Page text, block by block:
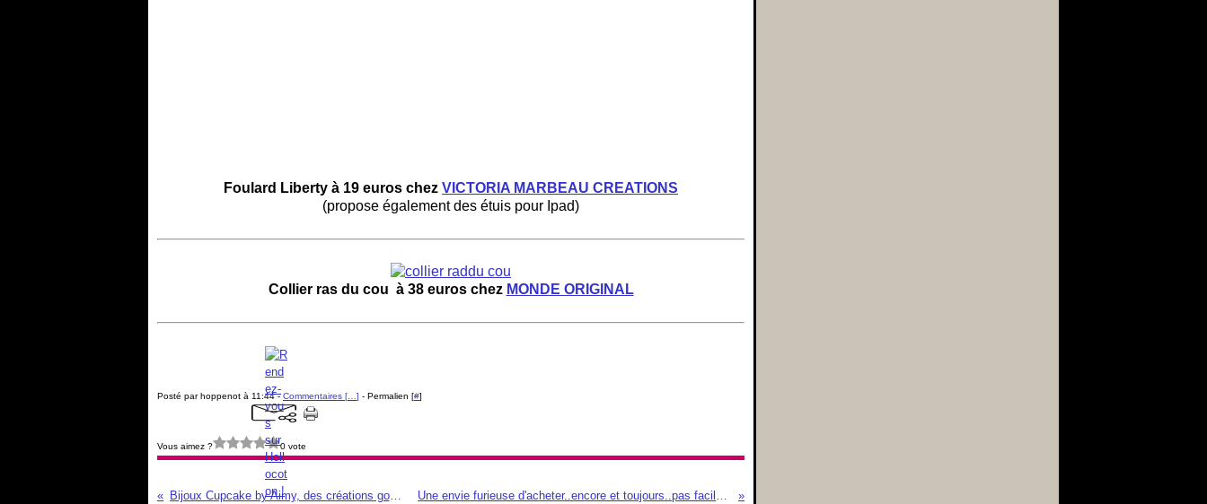
Foulard Liberty à 19 euros chez VICTORIA MARBEAU CREATIONS
(propose également des étuis pour Ipad)
Collier ras du cou à 38 euros chez MONDE ORIGINAL
Posté par hoppenot à 11:44 -Commentaires [ ] - Permalien [#]
Vous aimez ? 0 vote
Bijoux Cupcake by Aimy, des créations gourmandes ! Une envie furieuse d'acheter..encore et toujours..pas facile de résister..